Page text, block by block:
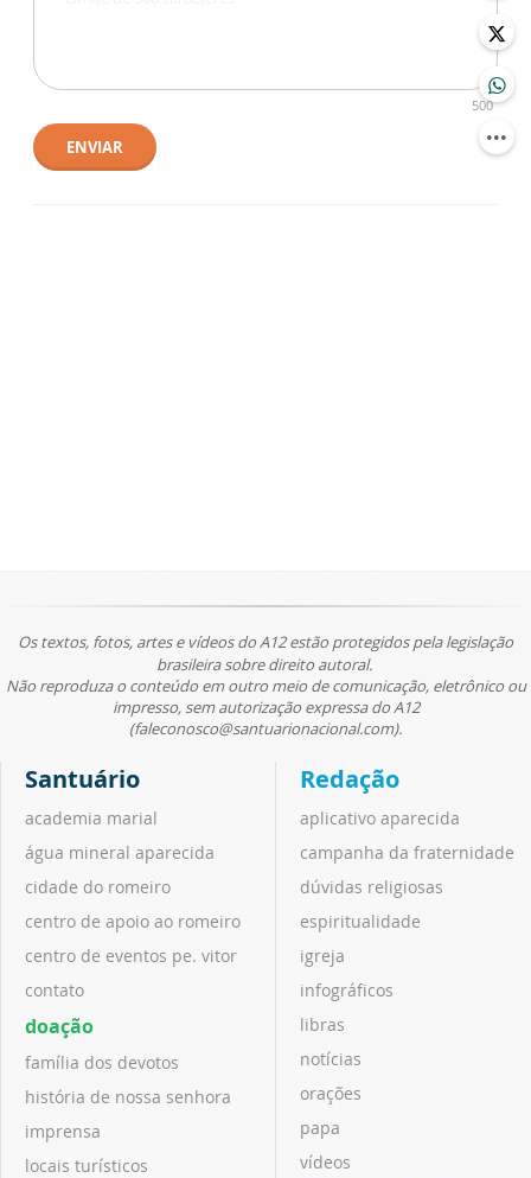
500
ENVIAR
Os textos, fotos, artes e vídeos do A12 estão protegidos pela legislação
brasileira sobre direito autoral.
Não reproduza o conteúdo em outro meio de comunicação, eletrônico ou
impresso, sem autorização expressa do A12
(faleconosco@santuarionacional.com).
Santuário
academia marial
água mineral aparecida
cidade do romeiro
centro de apoio ao romeiro
centro de eventos pe. vitor
contato
doação
família dos devotos
história de nossa senhora
imprensa
locais turísticos
Redação
aplicativo aparecida
campanha da fraternidade
dúvidas religiosas
espiritualidade
igreja
infográficos
libras
notícias
orações
papa
vídeos